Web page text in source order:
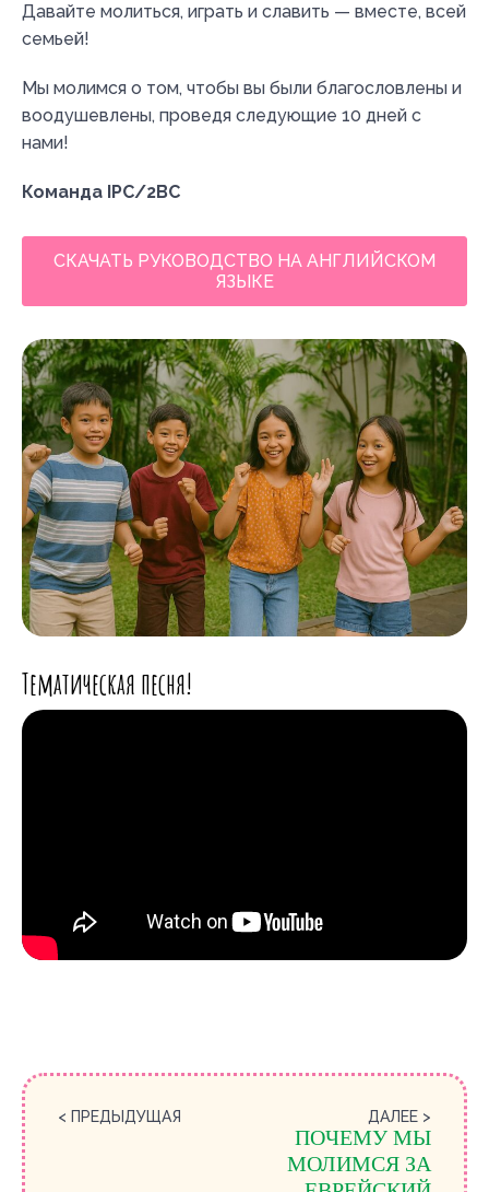
Давайте молиться, играть и славить — вместе, всей
семьей!
Мы молимся о том, чтобы вы были благословлены и
воодушевлены, проведя следующие 10 дней с
нами!
Команда IPC/2BC
СКАЧАТЬ РУКОВОДСТВО НА АНГЛИЙСКОМ
ЯЗЫКЕ
Тематическая песня!
< ПРЕДЫДУЩАЯ ДАЛЕЕ >
ПОЧЕМУ МЫ
МОЛИМСЯ ЗА